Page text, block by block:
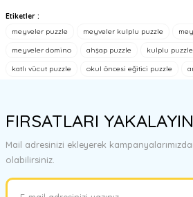
Bu ürünün fiyat bilgisi, resim, ürün
konularda yetersiz gördüğünüz noktaları
tarafımıza iletebilirsiniz.
Ürün açıklamasında eksik bilgiler
Ürün fiyatı diğer sitelerden daha pahalı.
Etiketler :
meyveler puzzle
meyveler kulplu puzzle
meyveler domino ahşap puzzle kulplu puzzle
katlı vücut puzzle okul öncesi eğitici puzzle
FIRSATLARI
Mail adresinizi ekleyerek
olabilirsiniz.